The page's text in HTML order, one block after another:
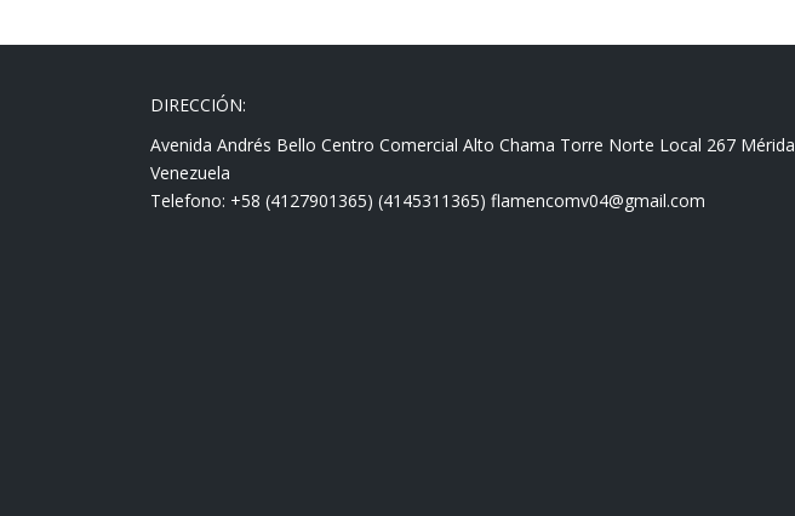
DIRECCIÓN:
Avenida Andrés Bello Centro Comercial Alto Chama Torre Norte Local 267 Mérida
Venezuela
Telefono: +58 (4127901365) (4145311365) flamencomv04@gmail.com